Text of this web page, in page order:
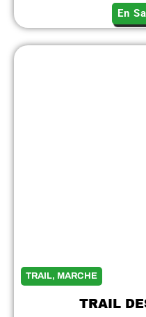
En
TRAIL, MARCHE
TRAIL